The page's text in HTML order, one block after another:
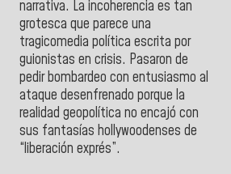
narrativa. La incoherencia es tan
grotesca que parece una
tragicomedia política escrita por
guionistas en crisis. Pasaron de
pedir bombardeo con entusiasmo al
ataque desenfrenado porque la
realidad geopolítica no encajó con
sus fantasías hollywoodenses de
“liberación exprés”.